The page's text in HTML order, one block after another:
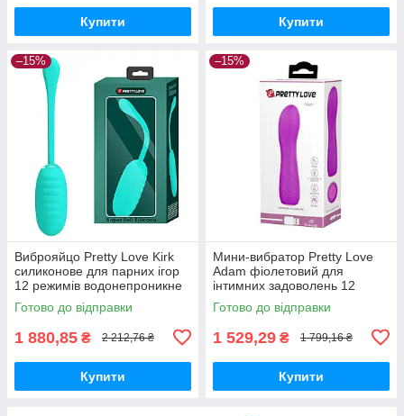
Купити Купити
–15%
Виброяйцо Pretty Love Kirk
силиконове для парних ігор
12 режимів водонепроникне
для стимуляції
Готово до відправки
1 880,85 ₴ 2 212,76 ₴
Купити
–15%
Мини-вибратор Pretty Love
Adam фіолетовий для
інтимних задоволень 12
функцій вібрації компактний
Готово до відправки
1 529,29 ₴ 1 799,16 ₴
Купити